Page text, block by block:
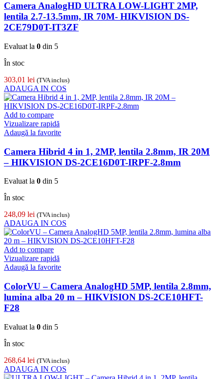
Camera AnalogHD ULTRA LOW-LIGHT 2MP,
lentila 2.7-13.5mm, IR 70M- HIKVISION DS-
2CE79D0T-IT3ZF
Evaluat la 0 din 5
În stoc
303,01 lei (TVA inclus)
ADAUGA IN COS
Add to compare
Vizualizare rapidă
Adaugă la favorite
Camera Hibrid 4 in 1, 2MP, lentila 2.8mm, IR 20M
– HIKVISION DS-2CE16D0T-IRPF-2.8mm
Evaluat la 0 din 5
În stoc
248,09 lei (TVA inclus)
ADAUGA IN COS
Add to compare
Vizualizare rapidă
Adaugă la favorite
ColorVU – Camera AnalogHD 5MP, lentila 2.8mm,
lumina alba 20 m – HIKVISION DS-2CE10HFT-
F28
Evaluat la 0 din 5
În stoc
268,64 lei (TVA inclus)
ADAUGA IN COS